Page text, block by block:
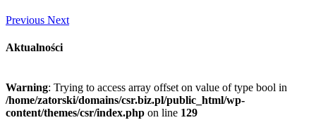
Previous Next
Aktualności
Warning: Trying to access array offset on value of type bool in
/home/zatorski/domains/csr.biz.pl/public_html/wp-
content/themes/csr/index.php on line 129